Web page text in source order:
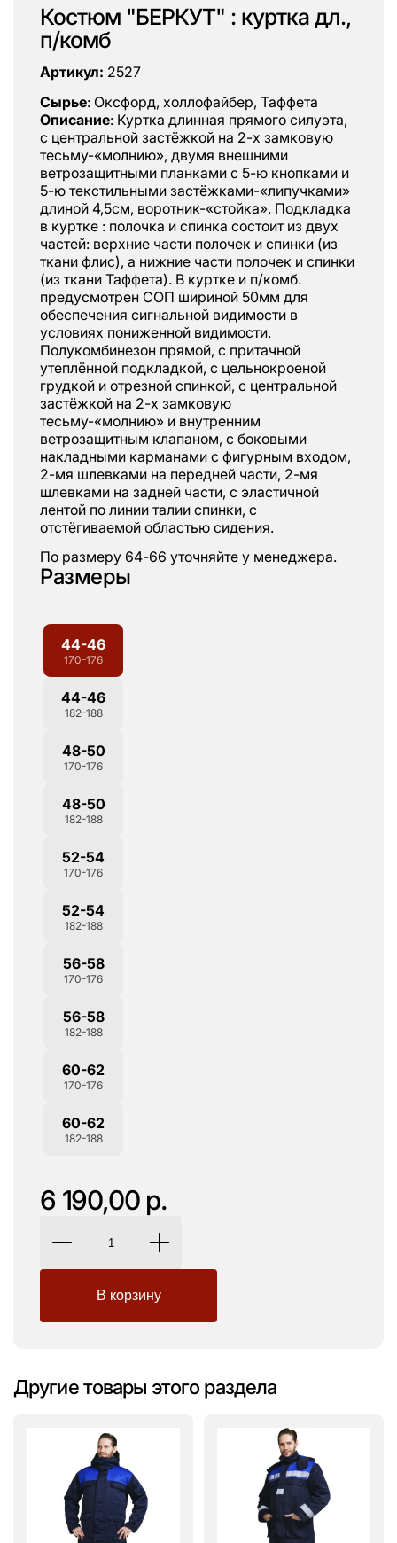
Костюм "БЕРКУТ" : куртка дл.,
п/комб
Артикул: 2527
Сырье: Оксфорд, холлофайбер, Таффета
Описание: Куртка длинная прямого силуэта,
с центральной застёжкой на 2-х замковую
тесьму-«молнию», двумя внешними
ветрозащитными планками с 5-ю кнопками и
5-ю текстильными застёжками-«липучками»
длиной 4,5см, воротник-«стойка». Подкладка
в куртке : полочка и спинка состоит из двух
частей: верхние части полочек и спинки (из
ткани флис), а нижние части полочек и спинки
(из ткани Таффета). В куртке и п/комб.
предусмотрен СОП шириной 50мм для
обеспечения сигнальной видимости в
условиях пониженной видимости.
Полукомбинезон прямой, с притачной
утеплённой подкладкой, с цельнокроеной
грудкой и отрезной спинкой, с центральной
застёжкой на 2-х замковую
тесьму-«молнию» и внутренним
ветрозащитным клапаном, с боковыми
накладными карманами с фигурным входом,
2-мя шлевками на передней части, 2-мя
шлевками на задней части, с эластичной
лентой по линии талии спинки, с
отстёгиваемой областью сидения.
По размеру 64-66 уточняйте у менеджера.
Размеры
44-46
170-176
44-46
182-188
48-50
170-176
48-50
182-188
52-54
170-176
52-54
182-188
56-58
170-176
56-58
182-188
60-62
170-176
60-62
182-188
6 190,00 р.
Другие товары этого раздела